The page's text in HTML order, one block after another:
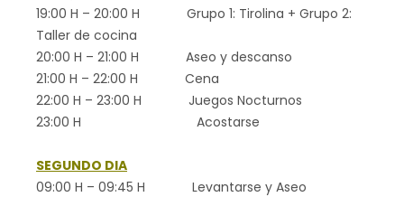
19:00 H – 20:00 H Grupo 1: Tirolina + Grupo 2:
Taller de cocina
20:00 H – 21:00 H Aseo y descanso
21:00 H – 22:00 H Cena
22:00 H – 23:00 H Juegos Nocturnos
23:00 H Acostarse
SEGUNDO DIA
09:00 H – 09:45 H Levantarse y Aseo